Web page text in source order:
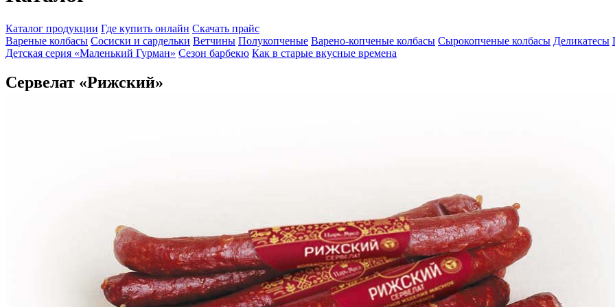
Каталог продукции Где купить онлайн Скачать прайс
Вареные колбасы Сосиски и сардельки Ветчины Полукопченые Варено-копченые колбасы Сырокопченые колбасы Деликатесы
Детская серия «Маленький Гурман» Сезон барбекю Как в старые вкусные времена
Сервелат «Рижский»